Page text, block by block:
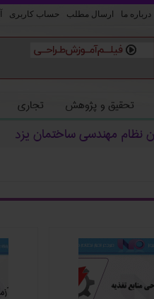
درباره ما ارسال مطلب حساب کاربری
تحقیق و پژوهش تجاری